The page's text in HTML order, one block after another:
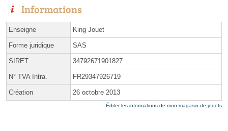
Informations
Enseigne King Jouet
Forme juridique SAS
SIRET 34792671901827
N° TVA Intra. FR29347926719
Création 26 octobre 2013
Éditer les informations de mon magasin de jouets